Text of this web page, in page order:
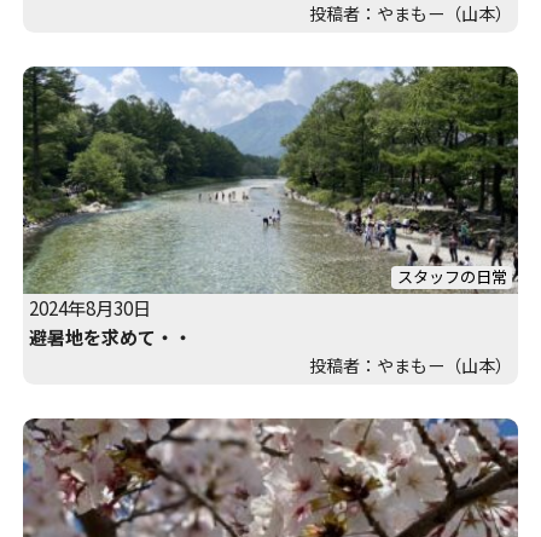
投稿者：やまもー（山本）
2024年8月30日
スタッフの日常
避暑地を求めて・・
投稿者：やまもー（山本）